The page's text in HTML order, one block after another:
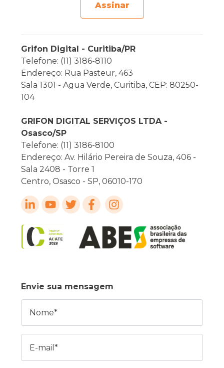
Assinar
Grifon Digital - Curitiba/PR
Telefone: (11) 3186-8110
Endereço: Rua Pasteur, 463
Sala 1301 - Agua Verde, Curitiba, CEP: 80250-
104
GRIFON DIGITAL SERVIÇOS LTDA -
Osasco/SP
Telefone: (11) 3186-8100
Endereço: Av. Hilário Pereira de Souza, 406 -
Sala 2408 - Torre 1
Centro, Osasco - SP, 06010-170
Envie sua mensagem